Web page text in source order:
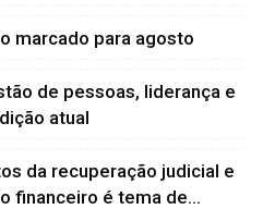
marcado para agosto
de pessoas, liderança e
atual
da recuperação judicial e
financeiro é tema de...